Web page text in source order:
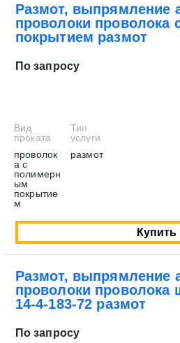
Размот, выпрямление
проволоки
покрытием размот
По запросу
Вид
проката
проволок
а с
полимерн
ым
покрытие
м
Тип
услуги
размот
Купить
Размот, выпрямление
проволоки проволока
14-4-183-72 размот
По запросу